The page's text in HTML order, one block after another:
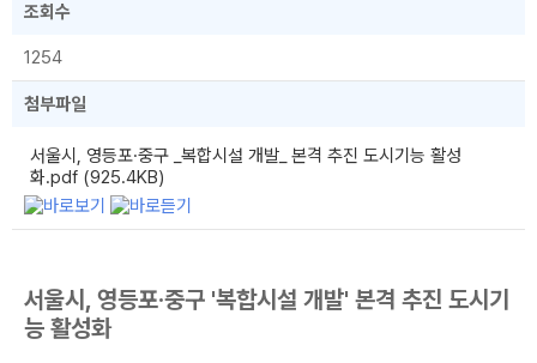
조회수
1254
첨부파일
서울시, 영등포·중구 _복합시설 개발_ 본격 추진 도시기능 활성
화.pdf (925.4KB)
서울시, 영등포·중구 '복합시설 개발' 본격 추진 도시기
능 활성화